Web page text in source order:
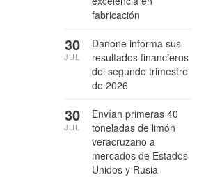
fabricación
Danone informa sus
resultados financieros
del segundo trimestre
de 2026
30
JUL
Envían primeras 40
toneladas de limón
veracruzano a
mercados de Estados
Unidos y Rusia
30
JUL